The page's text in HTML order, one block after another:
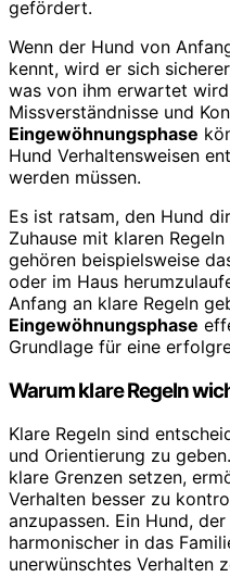
gefördert.
Wenn der Hund von
kennt, wird er sich
was von ihm erwartet
Missverständnisse und
Eingewöhnungsphase
Hund Verhaltensweisen
werden müssen.
Es ist ratsam, den Hund
Zuhause mit klaren
gehören beispielsweise
oder im Haus
Anfang an klare Regeln
Eingewöhnungsphase
Grundlage für eine
Warum klare Regeln
Klare Regeln sind
und Orientierung zu
klare Grenzen setzen,
Verhalten besser zu
anzupassen. Ein Hund,
harmonischer in das
unerwünschtes Verhalten